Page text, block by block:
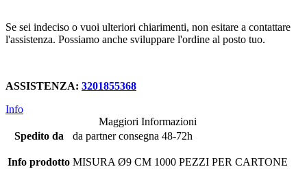
Se sei indeciso o vuoi ulteriori chiarimenti, non esitare a contattare
l'assistenza. Possiamo anche sviluppare l'ordine al posto tuo.
ASSISTENZA: 3201855368
Info
Maggiori Informazioni
Spedito da
da partner consegna 48-72h
Info prodotto MISURA Ø9 CM 1000 PEZZI PER CARTONE